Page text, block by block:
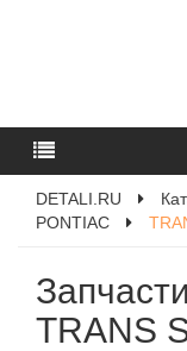
DETALI.RU
PONTIAC
TRANS